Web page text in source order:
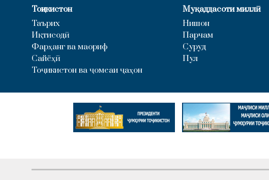
Тоҷикистон
Таърих
Иқтисодӣ
Фарҳанг ва маориф
Сайёҳӣ
Тоҷикистон ва ҷомеаи ҷаҳон
Муқаддасоти миллӣ
Нишон
Парчам
Суруд
Пул